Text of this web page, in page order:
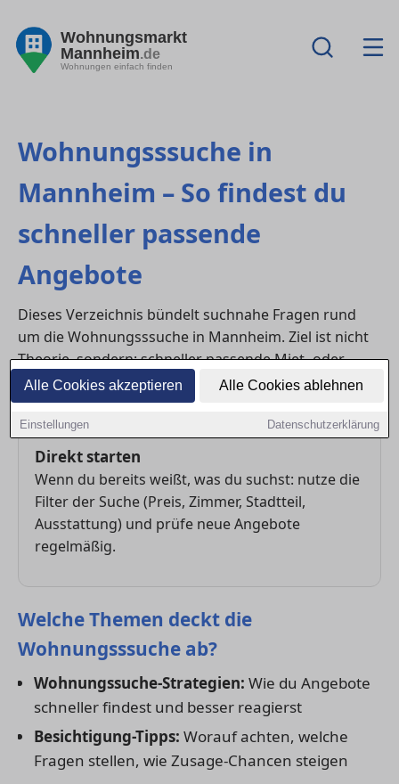
Alle Cookies akzeptieren Alle Cookies ablehnen
Einstellungen Datenschutzerklärung
Wohnungsmarkt
Mannheim.de
Wohnungen einfach finden
Wohnungsssuche in
Mannheim – So findest du
schneller passende
Angebote
Dieses Verzeichnis bündelt suchnahe Fragen rund
um die Wohnungsssuche in Mannheim. Ziel ist nicht
Theorie, sondern: schneller passende Miet- oder
Kaufangebote finden, Besichtigungen sinnvoll nutzen
und bei guten Objekten zügig reagieren.
Direkt starten
Wenn du bereits weißt, was du suchst: nutze die
Filter der Suche (Preis, Zimmer, Stadtteil,
Ausstattung) und prüfe neue Angebote
regelmäßig.
Welche Themen deckt die
Wohnungsssuche ab?
Wohnungssuche-Strategien: Wie du Angebote
schneller findest und besser reagierst
Besichtigung-Tipps: Worauf achten, welche
Fragen stellen, wie Zusage-Chancen steigen